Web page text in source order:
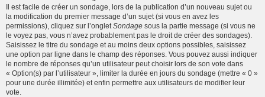
Il est facile de créer un sondage, lors de la publication d’un nouveau sujet ou
la modification du premier message d’un sujet (si vous en avez les
permissions), cliquez sur l’onglet Sondage sous la partie message (si vous ne
le voyez pas, vous n’avez probablement pas le droit de créer des sondages).
Saisissez le titre du sondage et au moins deux options possibles, saisissez
une option par ligne dans le champ des réponses. Vous pouvez aussi indiquer
le nombre de réponses qu’un utilisateur peut choisir lors de son vote dans
« Option(s) par l’utilisateur », limiter la durée en jours du sondage (mettre « 0 »
pour une durée illimitée) et enfin permettre aux utilisateurs de modifier leur
vote.